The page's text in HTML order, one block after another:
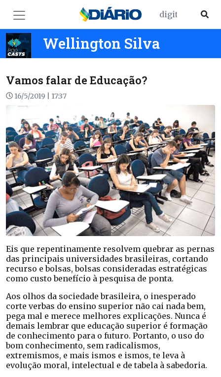
Wellington Silva
Vamos falar de Educação?
16/5/2019 | 17:37
Eis que repentinamente resolvem quebrar as pernas
das principais universidades brasileiras, cortando
recurso e bolsas, bolsas consideradas estratégicas
como custo benefício à pesquisa de ponta.
Aos olhos da sociedade brasileira, o inesperado
corte verbas do ensino superior não cai nada bem,
pega mal e merece melhores explicações. Nunca é
demais lembrar que educação superior é formação
de conhecimento para o futuro. Portanto, o uso do
bom conhecimento, sem radicalismos,
extremismos, e mais ismos e ismos, te leva à
evolução moral, intelectual e de tabela à sabedoria.